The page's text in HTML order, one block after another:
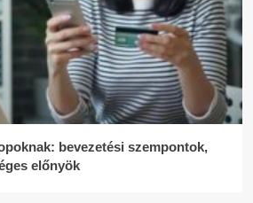
bevezetési szempontok,
előnyök